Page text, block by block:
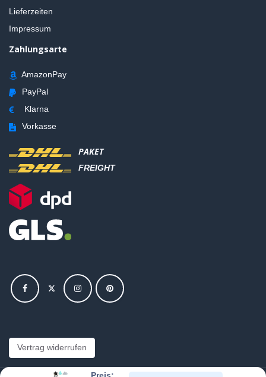
Lieferzeiten
Impressum
Zahlungsarte
AmazonPay
PayPal
Klarna
Vorkasse
PAKET
FREIGHT
Vertrag widerrufen